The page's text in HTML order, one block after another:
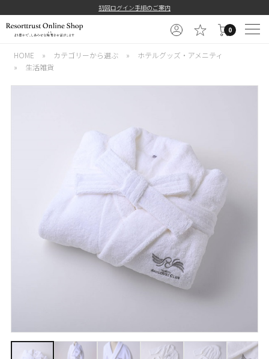
初回ログイン手順のご案内
0
HOME » カテゴリーから選ぶ »
ホテルグッズ・アメニティ
»
生活雑貨